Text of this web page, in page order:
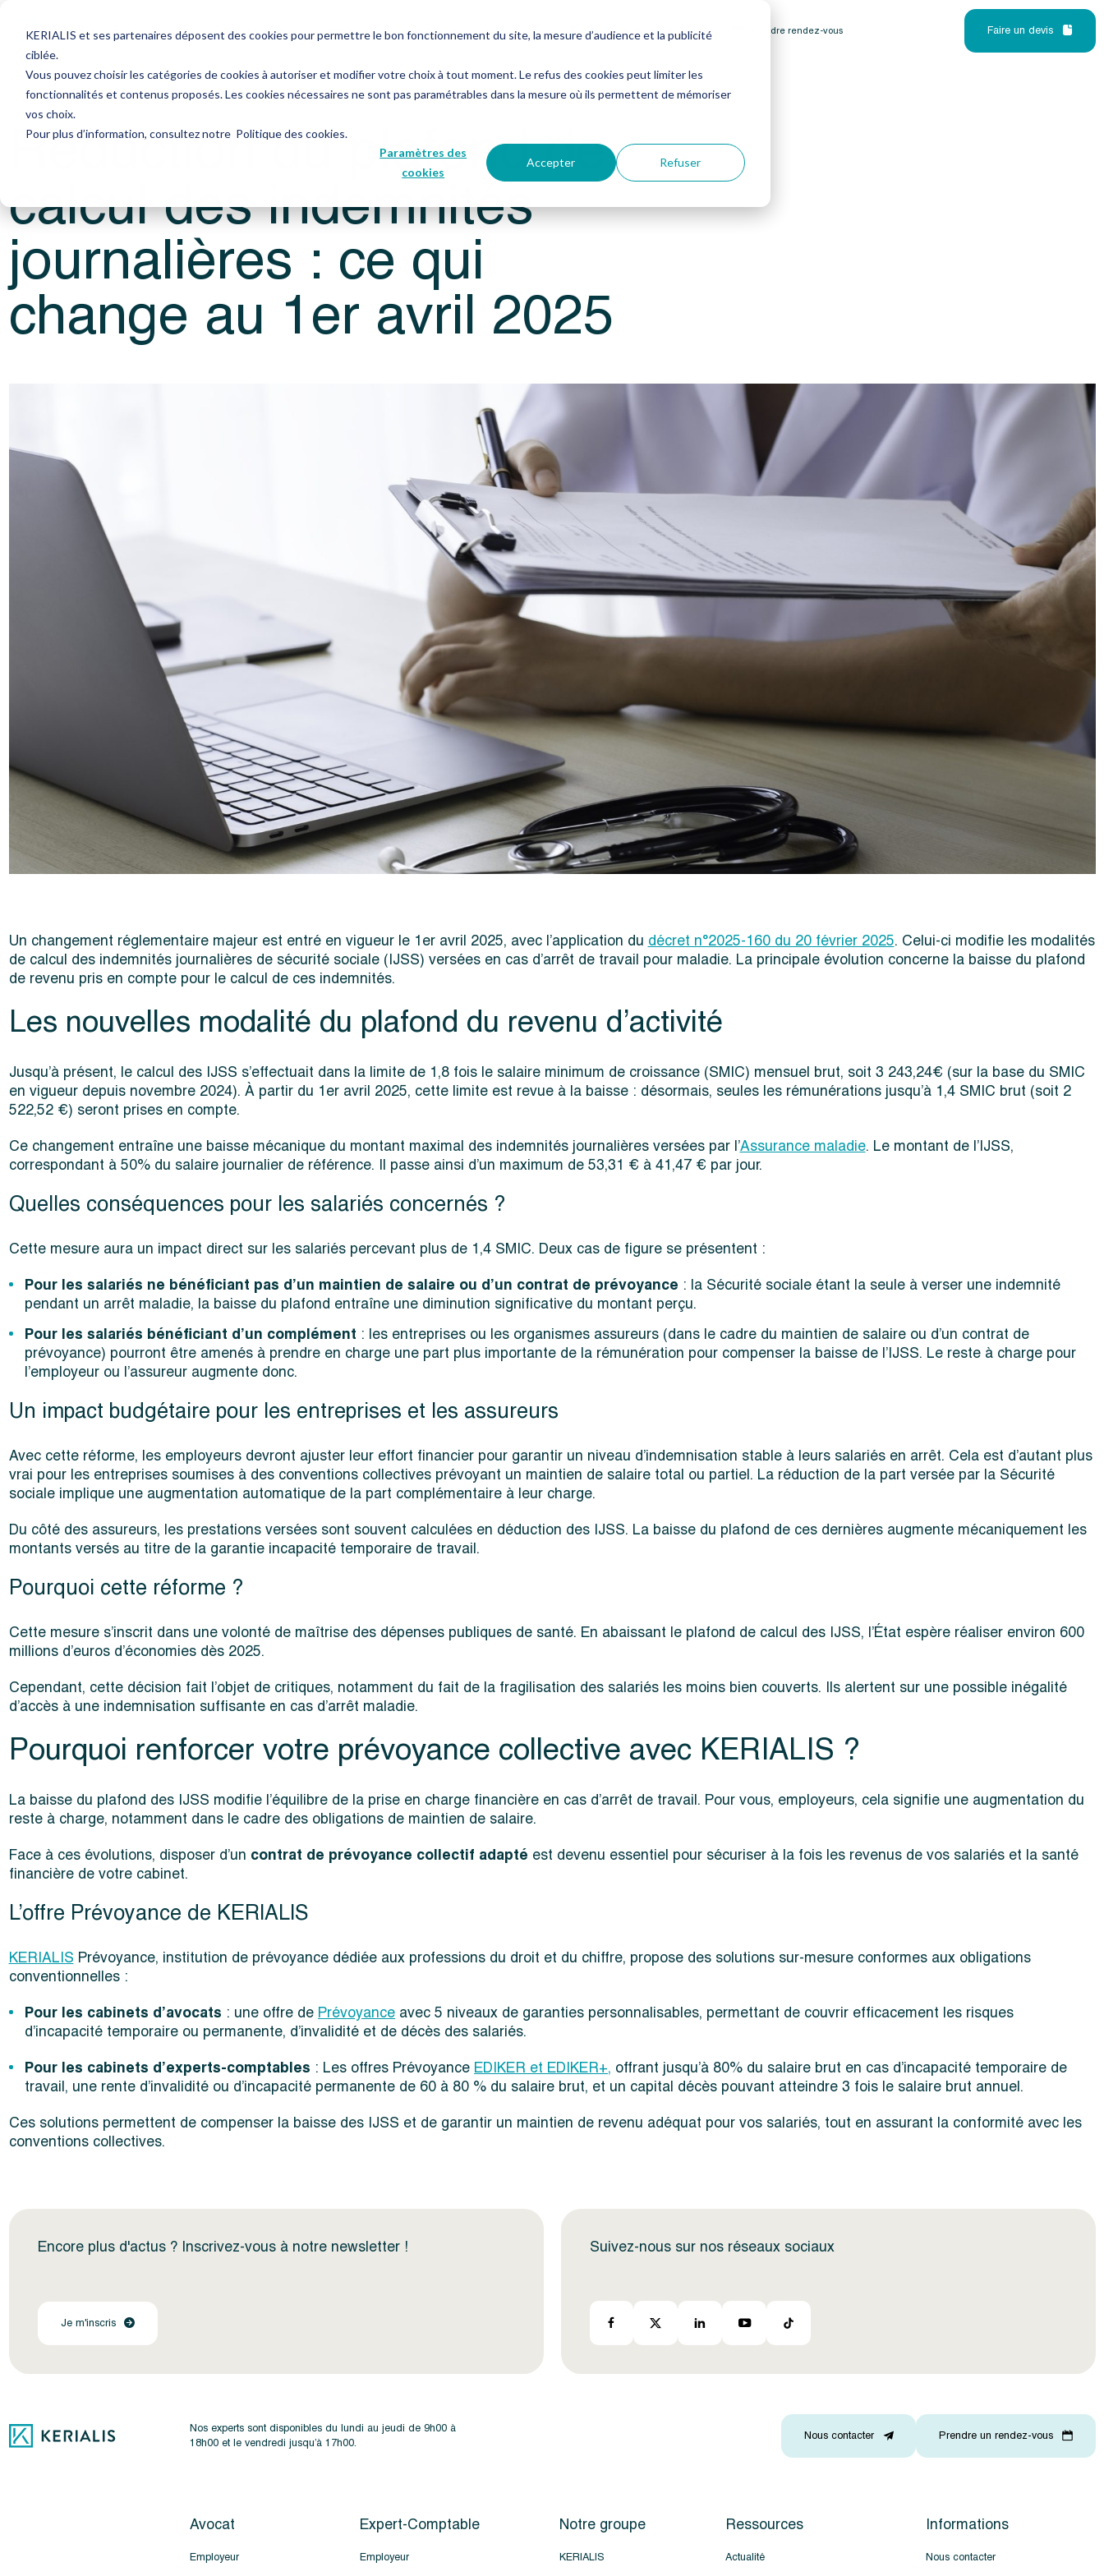
KERIALIS et ses partenaires déposent des cookies pour permettre le bon fonctionnement du site, la mesure d’audience et la publicité
ciblée.
Vous pouvez choisir les catégories de cookies à autoriser et modifier votre choix à tout moment. Le refus des cookies peut limiter les
fonctionnalités et contenus proposés. Les cookies nécessaires ne sont pas paramétrables dans la mesure où ils permettent de mémoriser
vos choix.
Pour plus d’information, consultez notre Politique des cookies.
Paramètres des
cookies
Accepter Refuser
Avocat Expert-Comptable Ressources Notre groupe Me connecter Nous contacter Prendre rendez-vous Faire un devis
Accueil Actualités Réduction du plafond de calcul des indemnités journalières : ce qui change au 1er avril 2025
Réduction du plafond de
calcul des indemnités
journalières : ce qui
change au 1er avril 2025
Un changement réglementaire majeur est entré en vigueur le 1er avril 2025, avec l’application dudécret n°2025-160 du 20 février 2025. Celui-ci modifie les modalités
de calcul des indemnités journalières de sécurité sociale (IJSS) versées en cas d’arrêt de travail pour maladie. La principale évolution concerne la baisse du plafond
de revenu pris en compte pour le calcul de ces indemnités.
Les nouvelles modalité du plafond du revenu d’activité
Jusqu’à présent, le calcul des IJSS s’effectuait dans la limite de 1,8 fois le salaire minimum de croissance (SMIC) mensuel brut, soit 3 243,24€ (sur la base du SMIC
en vigueur depuis novembre 2024). À partir du 1er avril 2025, cette limite est revue à la baisse : désormais, seules les rémunérations jusqu’à 1,4 SMIC brut (soit 2
522,52 €) seront prises en compte.
Ce changement entraîne une baisse mécanique du montant maximal des indemnités journalières versées par l’Assurance maladie. Le montant de l’IJSS,
correspondant à 50% du salaire journalier de référence. Il passe ainsi d’un maximum de 53,31 € à 41,47 € par jour.
Quelles conséquences pour les salariés concernés ?
Cette mesure aura un impact direct sur les salariés percevant plus de 1,4 SMIC. Deux cas de figure se présentent :
Pour les salariés ne bénéficiant pas d’un maintien de salaire ou d’un contrat de prévoyance : la Sécurité sociale étant la seule à verser une indemnité
pendant un arrêt maladie, la baisse du plafond entraîne une diminution significative du montant perçu.
Pour les salariés bénéficiant d’un complément : les entreprises ou les organismes assureurs (dans le cadre du maintien de salaire ou d’un contrat de
prévoyance) pourront être amenés à prendre en charge une part plus importante de la rémunération pour compenser la baisse de l’IJSS. Le reste à charge pour
l’employeur ou l’assureur augmente donc.
Un impact budgétaire pour les entreprises et les assureurs
Avec cette réforme, les employeurs devront ajuster leur effort financier pour garantir un niveau d’indemnisation stable à leurs salariés en arrêt. Cela est d’autant plus
vrai pour les entreprises soumises à des conventions collectives prévoyant un maintien de salaire total ou partiel. La réduction de la part versée par la Sécurité
sociale implique une augmentation automatique de la part complémentaire à leur charge.
Du côté des assureurs, les prestations versées sont souvent calculées en déduction des IJSS. La baisse du plafond de ces dernières augmente mécaniquement les
montants versés au titre de la garantie incapacité temporaire de travail.
Pourquoi cette réforme ?
Cette mesure s’inscrit dans une volonté de maîtrise des dépenses publiques de santé. En abaissant le plafond de calcul des IJSS, l’État espère réaliser environ 600
millions d’euros d’économies dès 2025.
Cependant, cette décision fait l’objet de critiques, notamment du fait de la fragilisation des salariés les moins bien couverts. Ils alertent sur une possible inégalité
d’accès à une indemnisation suffisante en cas d’arrêt maladie.
Pourquoi renforcer votre prévoyance collective avec KERIALIS ?
La baisse du plafond des IJSS modifie l’équilibre de la prise en charge financière en cas d’arrêt de travail. Pour vous, employeurs, cela signifie une augmentation du
reste à charge, notamment dans le cadre des obligations de maintien de salaire.
Face à ces évolutions, disposer d’un contrat de prévoyance collectif adapté est devenu essentiel pour sécuriser à la fois les revenus de vos salariés et la santé
financière de votre cabinet.
L’offre Prévoyance de KERIALIS
KERIALISPrévoyance, institution de prévoyance dédiée aux professions du droit et du chiffre, propose des solutions sur-mesure conformes aux obligations
conventionnelles :
Pour les cabinets d’avocats : une offre dePrévoyance avec 5 niveaux de garanties personnalisables, permettant de couvrir efficacement les risques
d’incapacité temporaire ou permanente, d’invalidité et de décès des salariés.
Pour les cabinets d’experts-comptables : Les offres PrévoyanceEDIKER et EDIKER+, offrant jusqu’à 80% du salaire brut en cas d’incapacité temporaire de
travail, une rente d’invalidité ou d’incapacité permanente de 60 à 80 % du salaire brut, et un capital décès pouvant atteindre 3 fois le salaire brut annuel.
Ces solutions permettent de compenser la baisse des IJSS et de garantir un maintien de revenu adéquat pour vos salariés, tout en assurant la conformité avec les
conventions collectives.
Encore plus d'actus ? Inscrivez-vous à notre newsletter !
Je m'inscris
Suivez-nous sur nos réseaux sociaux
Nos experts sont disponibles du lundi au jeudi de 9h00 à
18h00 et le vendredi jusqu’à 17h00.
Nous contacter Prendre un rendez-vous
Avocat
Employeur
Expert-Comptable
Employeur
Notre groupe
KERIALIS
Ressources
Actualité
Informations
Nous contacter